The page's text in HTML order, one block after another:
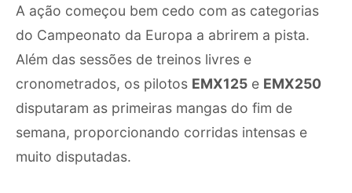
A ação começou bem cedo com as categorias
do Campeonato da Europa a abrirem a pista.
Além das sessões de treinos livres e
cronometrados, os pilotos EMX125 e EMX250
disputaram as primeiras mangas do fim de
semana, proporcionando corridas intensas e
muito disputadas.